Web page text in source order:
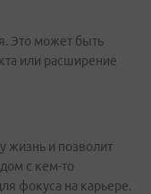
Это может быть
или расширение
жизнь и позволит
с кем-то
фокуса на карьере.